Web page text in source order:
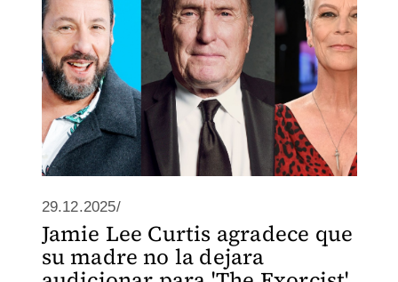
29.12.2025/
Jamie Lee Curtis agradece que
su madre no la dejara